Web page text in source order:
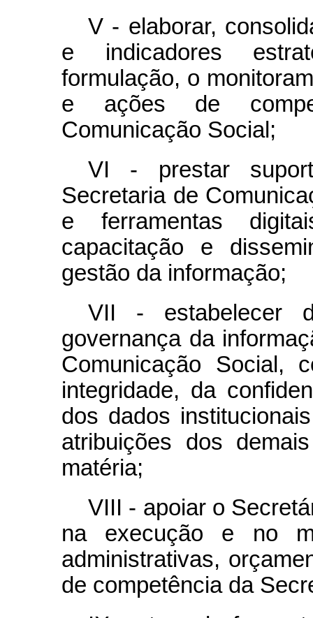
V - elaborar,
e indicadores
formulação, o
e ações de
Comunicação Social;
VI - prestar
Secretaria de
e ferramentas
capacitação e
gestão da informação;
VII - estabelecer
governança da
Comunicação Social,
integridade, da
dos dados
atribuições dos
matéria;
VIII - apoiar o
na execução e no
administrativas,
de competência da